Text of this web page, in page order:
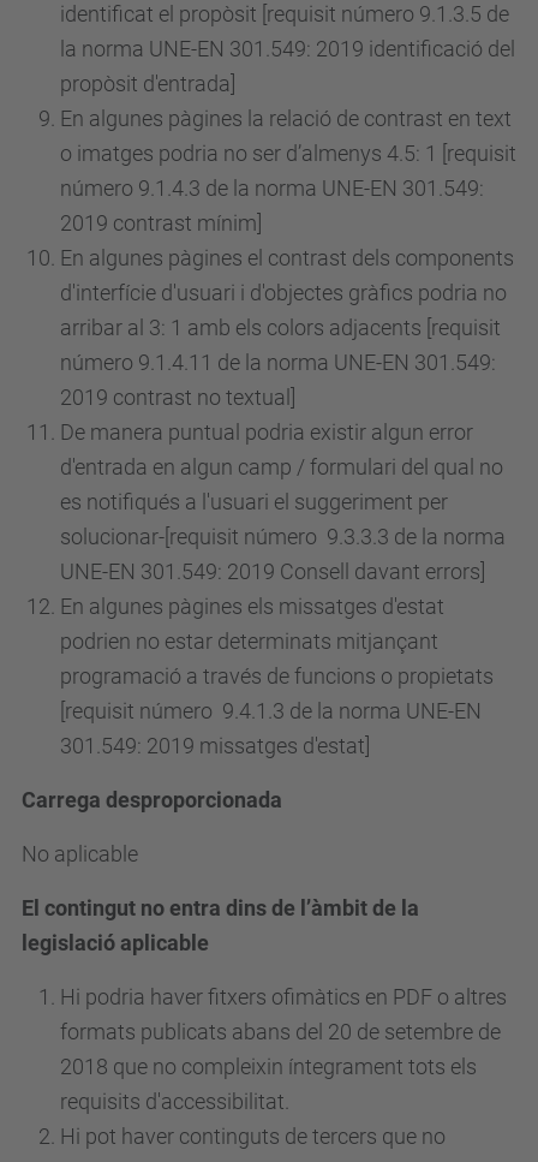
identificat el propòsit [requisit número 9.1.3.5 de
la norma UNE-EN 301.549: 2019 identificació del
propòsit d'entrada]
En algunes pàgines la relació de contrast en text
o imatges podria no ser d’almenys 4.5: 1 [requisit
número 9.1.4.3 de la norma UNE-EN 301.549:
2019 contrast mínim]
En algunes pàgines el contrast dels components
d'interfície d'usuari i d'objectes gràfics podria no
arribar al 3: 1 amb els colors adjacents [requisit
número 9.1.4.11 de la norma UNE-EN 301.549:
2019 contrast no textual]
De manera puntual podria existir algun error
d'entrada en algun camp / formulari del qual no
es notifiqués a l'usuari el suggeriment per
solucionar-[requisit número 9.3.3.3 de la norma
UNE-EN 301.549: 2019 Consell davant errors]
En algunes pàgines els missatges d'estat
podrien no estar determinats mitjançant
programació a través de funcions o propietats
[requisit número 9.4.1.3 de la norma UNE-EN
301.549: 2019 missatges d'estat]
Carrega desproporcionada
No aplicable
El contingut no entra dins de l’àmbit de la
legislació aplicable
Hi podria haver fitxers ofimàtics en PDF o altres
formats publicats abans del 20 de setembre de
2018 que no compleixin íntegrament tots els
requisits d'accessibilitat.
Hi pot haver continguts de tercers que no